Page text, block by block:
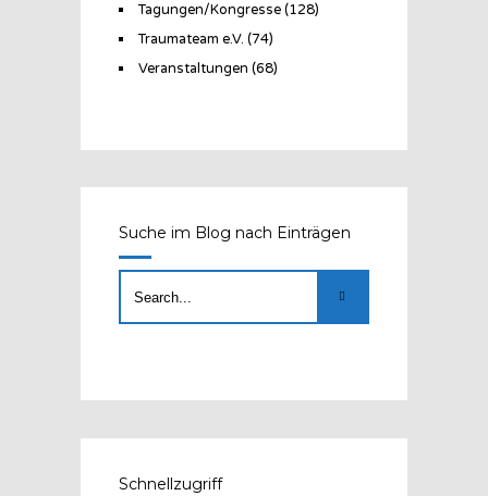
Tagungen/Kongresse(128)
Traumateam e.V. (74)
Veranstaltungen (68)
Suche im Blog nach Einträgen
Schnellzugriff